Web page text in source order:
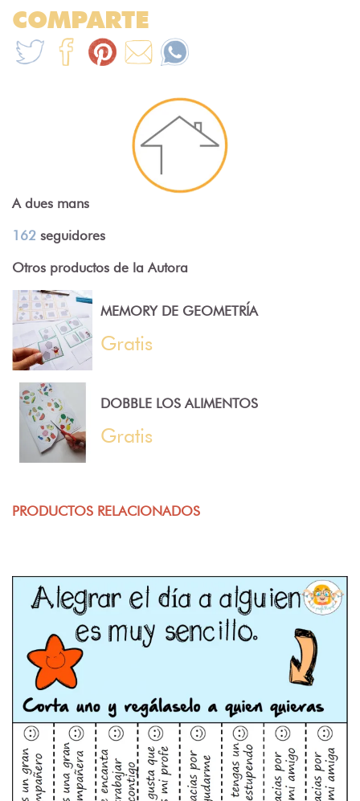
COMPARTE
A dues mans
162 seguidores
Otros productos de la Autora
MEMORY DE GEOMETRÍA
Gratis
DOBBLE LOS ALIMENTOS
Gratis
PRODUCTOS RELACIONADOS